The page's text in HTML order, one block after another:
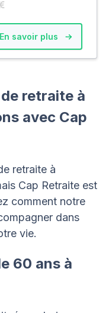
En savoir plus
retraite à
avec Cap
retraite à
Cap Retraite est
comment notre
dans
vie.
60 ans à